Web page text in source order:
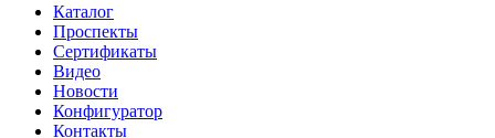
Каталог
Проспекты
Сертификаты
Видео
Новости
Конфигуратор
Контакты